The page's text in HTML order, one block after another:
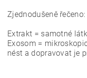
Zjednodušeně řečeno:
Extrakt = samotné
Exosom =
nést a dopravovat je